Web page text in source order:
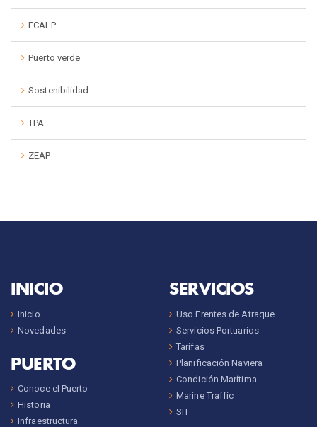
FCALP
Puerto verde
Sostenibilidad
TPA
ZEAP
INICIO
Inicio
Novedades
PUERTO
Conoce el Puerto
Historia
Infraestructura
SERVICIOS
Uso Frentes de Atraque
Servicios Portuarios
Tarifas
Planificación Naviera
Condición Marítima
Marine Traffic
SIT